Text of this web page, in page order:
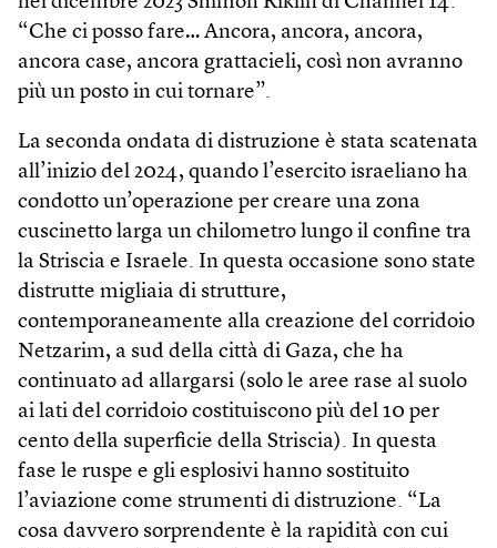
“Che ci posso fare… Ancora, ancora, ancora,
ancora case, ancora grattacieli, così non avranno
più un posto in cui tornare”.
La seconda ondata di distruzione è stata scatenata
all’inizio del 2024, quando l’esercito israeliano ha
condotto un’operazione per creare una zona
cuscinetto larga un chilometro lungo il confine tra
la Striscia e Israele. In questa occasione sono state
distrutte migliaia di strutture,
contemporaneamente alla creazione del corridoio
Netzarim, a sud della città di Gaza, che ha
continuato ad allargarsi (solo le aree rase al suolo
ai lati del corridoio costituiscono più del 10 per
cento della superficie della Striscia). In questa
fase le ruspe e gli esplosivi hanno sostituito
l’aviazione come strumenti di distruzione. “La
cosa davvero sorprendente è la rapidità con cui